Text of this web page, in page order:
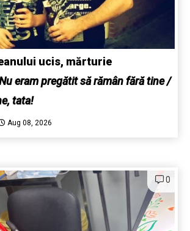
ucis, mărturie
eram pregătit să rămân fără tine /
tata!
Aug 08, 2026
0